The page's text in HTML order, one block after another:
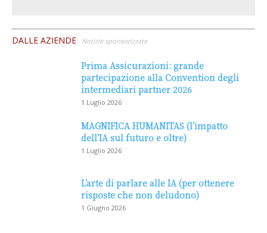
DALLE AZIENDE Notizie sponsorizzate
Prima Assicurazioni: grande
partecipazione alla Convention degli
intermediari partner 2026
1 Luglio 2026
MAGNIFICA HUMANITAS (l’impatto
dell’IA sul futuro e oltre)
1 Luglio 2026
L’arte di parlare alle IA (per ottenere
risposte che non deludono)
1 Giugno 2026